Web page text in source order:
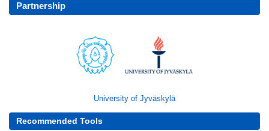
Partnership
University of Jyväskylä
Recommended Tools